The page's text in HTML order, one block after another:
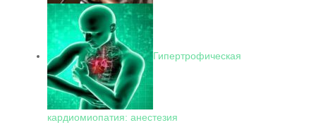
Гипертрофическая
кардиомиопатия: анестезия